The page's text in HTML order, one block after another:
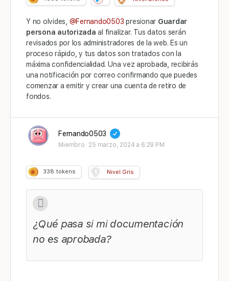
Y no olvides, @Fernando0503 presionar Guardar
persona autorizada al finalizar. Tus datos serán
revisados por los administradores de la web. Es un
proceso rápido, y tus datos son tratados con la
máxima confidencialidad. Una vez aprobada, recibirás
una notificación por correo confirmando que puedes
comenzar a emitir y crear una cuenta de retiro de
fondos.
Fernando0503
Miembro 25 marzo, 2024 a 6:29 PM
338 tokens Nivel Gris
¿Qué pasa si mi documentación
no es aprobada?